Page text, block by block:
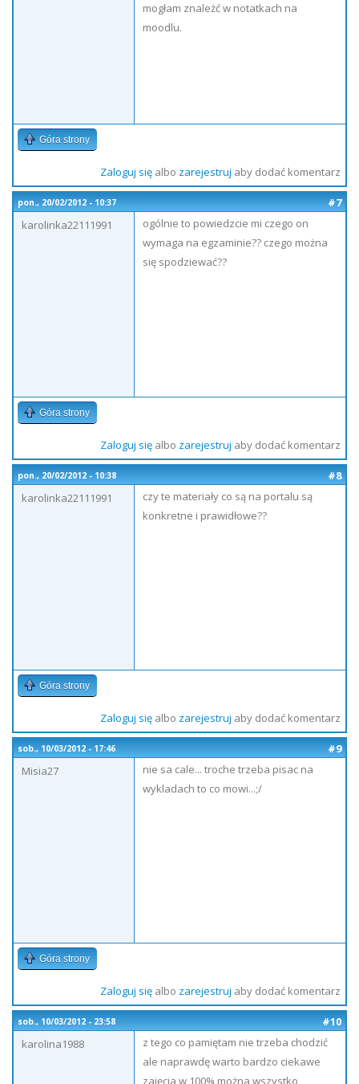
mogłam znależć w notatkach na
moodlu.
Góra strony
Zaloguj sięalbo zarejestruj aby dodać komentarz
pon., 20/02/2012 - 10:37
#7
karolinka22111991
ogólnie to powiedzcie mi czego on
wymaga na egzaminie?? czego można
się spodziewać??
Góra strony
Zaloguj sięalbo zarejestruj aby dodać komentarz
pon., 20/02/2012 - 10:38
#8
karolinka22111991
czy te materiały co są na portalu są
konkretne i prawidłowe??
Góra strony
Zaloguj sięalbo zarejestruj aby dodać komentarz
sob., 10/03/2012 - 17:46
#9
Misia27
nie sa cale... troche trzeba pisac na
wykladach to co mowi...;/
Góra strony
Zaloguj sięalbo zarejestruj aby dodać komentarz
sob., 10/03/2012 - 23:58
#10
karolina1988
z tego co pamiętam nie trzeba chodzić
ale naprawdę warto bardzo ciekawe
zajęcia w 100% można wszystko